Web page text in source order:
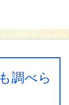
調べら